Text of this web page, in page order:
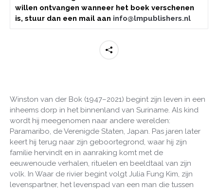
willen ontvangen wanneer het boek verschenen
is, stuur dan een mail aan info@lmpublishers.nl
Winston van der Bok (1947–2021) begint zijn leven in een
inheems dorp in het binnenland van Suriname. Als kind
wordt hij meegenomen naar andere werelden:
Paramaribo, de Verenigde Staten, Japan. Pas jaren later
keert hij terug naar zijn geboortegrond, waar hij zijn
familie hervindt en in aanraking komt met de
eeuwenoude verhalen, rituelen en beeldtaal van zijn
volk. In Waar de rivier begint volgt Julia Fung Kim, zijn
levenspartner, het levenspad van een man die tussen